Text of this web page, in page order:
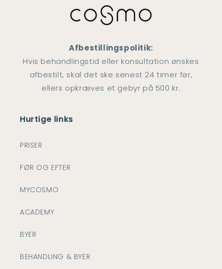
Afbestillingspolitik:
Hvis behandlingstid eller konsultation ønskes
afbestilt, skal det ske senest 24 timer før,
ellers opkræves et gebyr på 500 kr.
Hurtige links
PRISER
FØR OG EFTER
MYCOSMO
ACADEMY
BYER
BEHANDLING & BYER